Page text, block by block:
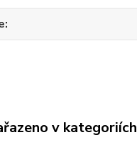
v kategoriích